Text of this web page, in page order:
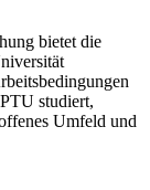
bietet die
studiert,
Umfeld und